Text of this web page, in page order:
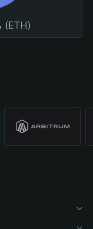
محفظة إيثيريوم (ETH)